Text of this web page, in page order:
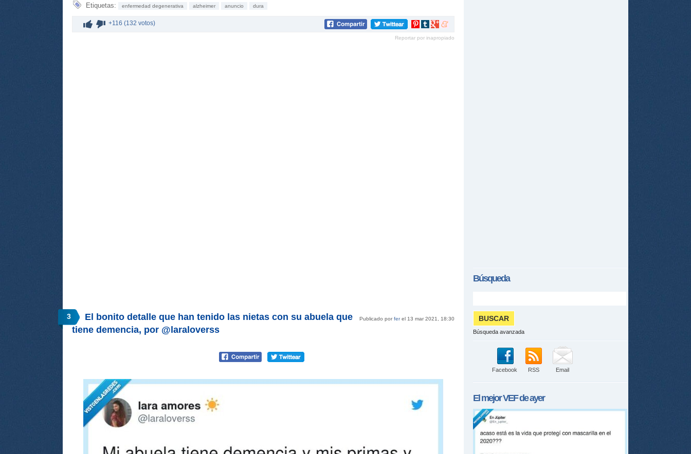
Etiquetas: enfermedad degenerativa alzheimer anuncio dura
+116 (132 votos)
Compartir
Pinterest
Compartir
tumblr
Compartir
Google+
Compartir
meneame
Reportar por inapropiado
3 Publicado porferel 13 mar 2021, 18:30
El bonito detalle que han tenido las nietas con su abuela que
tiene demencia, por @laraloverss
Búsqueda
Búsqueda avanzada
Facebook RSS Email
El mejorVEFde ayer